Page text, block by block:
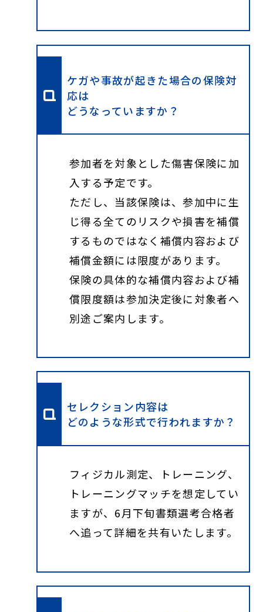
ケガや事故が起きた場合の保険対
応は
どうなっていますか？
参加者を対象とした傷害保険に加
入する予定です。
ただし、当該保険は、参加中に生
じ得る全てのリスクや損害を補償
するものではなく補償内容および
補償金額には限度があります。
保険の具体的な補償内容および補
償限度額は参加決定後に対象者へ
別途ご案内します。
セレクション内容は
どのような形式で行われますか？
フィジカル測定、トレーニング、
トレーニングマッチを想定してい
ますが、6月下旬書類選考合格者
へ追って詳細を共有いたします。